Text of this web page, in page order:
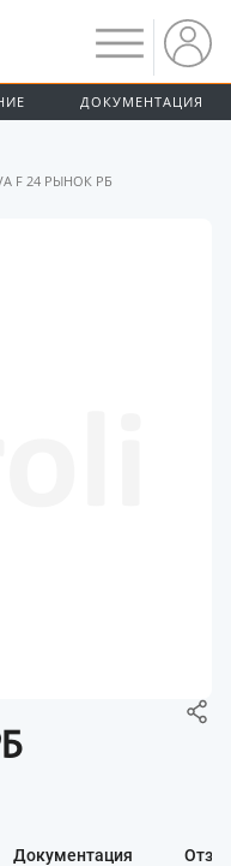
ДОКУМЕНТАЦИЯ
F 24 РЫНОК РБ
Документация